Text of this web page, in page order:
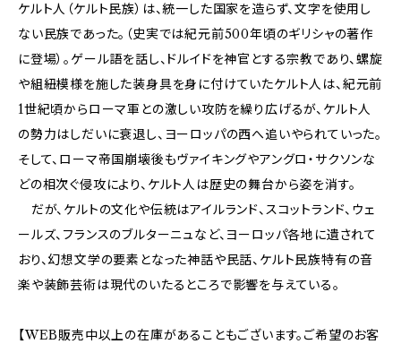
ケルト人（ケルト民族）は、統一した国家を造らず、文字を使用し
ない民族であった。（史実では紀元前500年頃のギリシャの著作
に登場）。ゲール語を話し、ドルイドを神官とする宗教であり、螺旋
や組紐模様を施した装身具を身に付けていたケルト人は、紀元前
1世紀頃からローマ軍との激しい攻防を繰り広げるが、ケルト人
の勢力はしだいに衰退し、ヨーロッパの西へ追いやられていった。
そして、ローマ帝国崩壊後もヴァイキングやアングロ・サクソンな
どの相次ぐ侵攻により、ケルト人は歴史の舞台から姿を消す。
だが、ケルトの文化や伝統はアイルランド、スコットランド、ウェ
ールズ、フランスのブルターニュなど、ヨーロッパ各地に遺されて
おり、幻想文学の要素となった神話や民話、ケルト民族特有の音
楽や装飾芸術は現代のいたるところで影響を与えている。
【WEB販売中以上の在庫があることもございます。ご希望のお客